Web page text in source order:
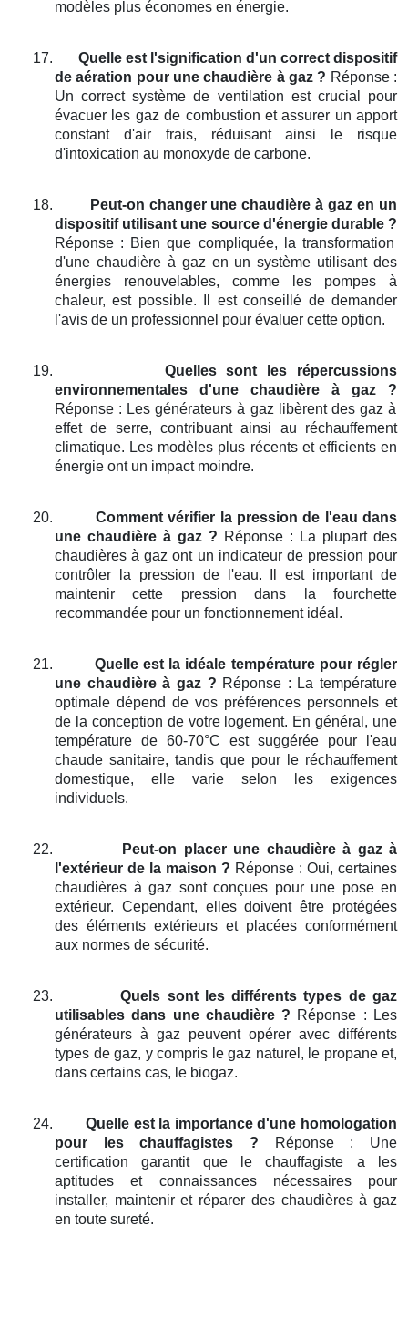
modèles plus économes en énergie.
17.
Quelle est l'signification d'un correct dispositif
de aération pour une chaudière à gaz ? Réponse :
Un correct système de ventilation est crucial pour
évacuer les gaz de combustion et assurer un apport
constant d'air frais, réduisant ainsi le risque
d'intoxication au monoxyde de carbone.
18.
Peut-on changer une chaudière à gaz en un
dispositif utilisant une source d'énergie durable ?
Réponse : Bien que compliquée, la transformation
d'une chaudière à gaz en un système utilisant des
énergies renouvelables, comme les pompes à
chaleur, est possible. Il est conseillé de demander
l'avis de un professionnel pour évaluer cette option.
19.
Quelles sont les répercussions
environnementales d'une chaudière à gaz ?
Réponse : Les générateurs à gaz libèrent des gaz à
effet de serre, contribuant ainsi au réchauffement
climatique. Les modèles plus récents et efficients en
énergie ont un impact moindre.
20.
Comment vérifier la pression de l'eau dans
une chaudière à gaz ? Réponse : La plupart des
chaudières à gaz ont un indicateur de pression pour
contrôler la pression de l'eau. Il est important de
maintenir cette pression dans la fourchette
recommandée pour un fonctionnement idéal.
21.
Quelle est la idéale température pour régler
une chaudière à gaz ? Réponse : La température
optimale dépend de vos préférences personnels et
de la conception de votre logement. En général, une
température de 60-70°C est suggérée pour l'eau
chaude sanitaire, tandis que pour le réchauffement
domestique, elle varie selon les exigences
individuels.
22.
Peut-on placer une chaudière à gaz à
l'extérieur de la maison ? Réponse : Oui, certaines
chaudières à gaz sont conçues pour une pose en
extérieur. Cependant, elles doivent être protégées
des éléments extérieurs et placées conformément
aux normes de sécurité.
23.
Quels sont les différents types de gaz
utilisables dans une chaudière ? Réponse : Les
générateurs à gaz peuvent opérer avec différents
types de gaz, y compris le gaz naturel, le propane et,
dans certains cas, le biogaz.
24.
Quelle est la importance d'une homologation
pour les chauffagistes ? Réponse : Une
certification garantit que le chauffagiste a les
aptitudes et connaissances nécessaires pour
installer, maintenir et réparer des chaudières à gaz
en toute sureté.